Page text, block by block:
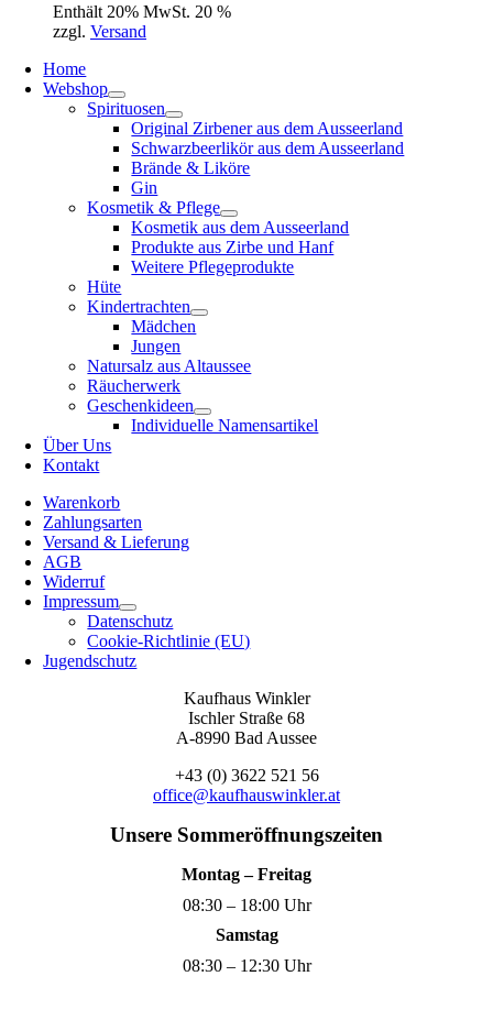
Enthält 20% MwSt. 20 %
zzgl. Versand
Home
Webshop
Spirituosen
Original Zirbener aus dem Ausseerland
Schwarzbeerlikör aus dem Ausseerland
Brände & Liköre
Gin
Kosmetik & Pflege
Kosmetik aus dem Ausseerland
Produkte aus Zirbe und Hanf
Weitere Pflegeprodukte
Hüte
Kindertrachten
Mädchen
Jungen
Natursalz aus Altaussee
Räucherwerk
Geschenkideen
Individuelle Namensartikel
Über Uns
Kontakt
Warenkorb
Zahlungsarten
Versand & Lieferung
AGB
Widerruf
Impressum
Datenschutz
Cookie-Richtlinie (EU)
Jugendschutz
Kaufhaus Winkler
Ischler Straße 68
A-8990 Bad Aussee
+43 (0) 3622 521 56
office@kaufhauswinkler.at
Unsere Sommeröffnungszeiten
Montag – Freitag
08:30 – 18:00 Uhr
Samstag
08:30 – 12:30 Uhr